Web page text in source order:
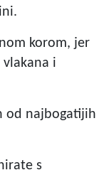
korom, jer
vlakana i
od najbogatijih
s